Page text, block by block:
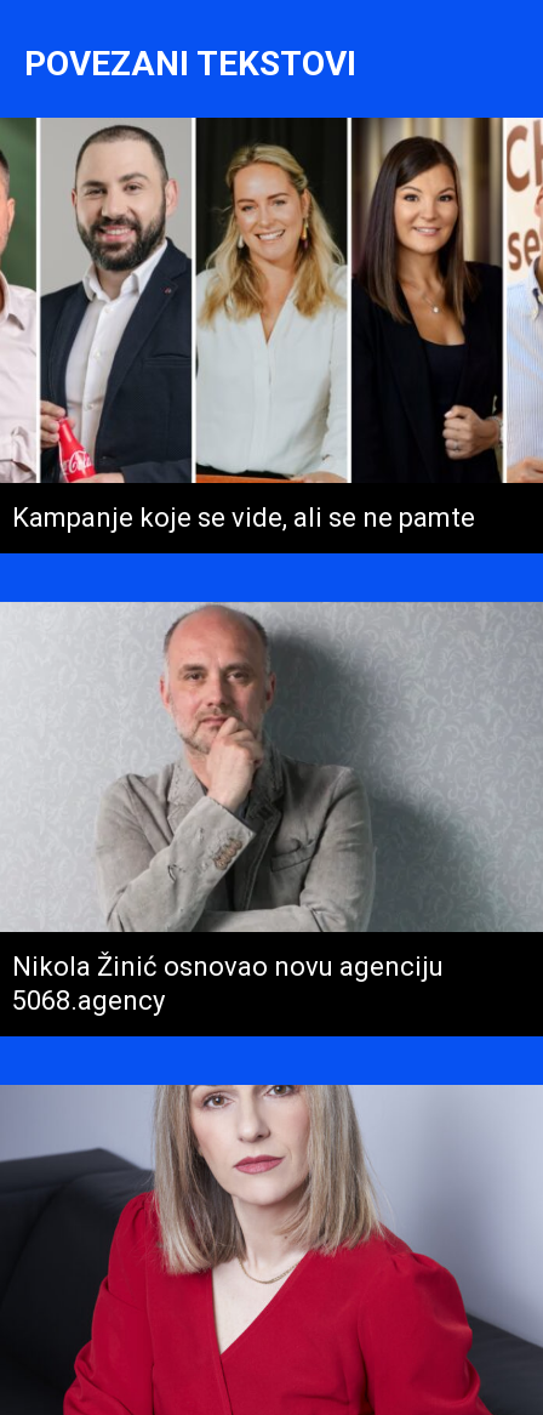
POVEZANI TEKSTOVI
Kampanje koje se vide, ali se ne pamte
Nikola Žinić osnovao novu agenciju
5068.agency